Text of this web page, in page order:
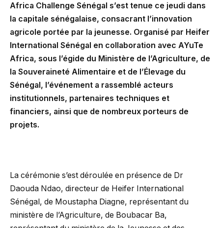
Africa Challenge Sénégal s’est tenue ce jeudi dans
la capitale sénégalaise, consacrant l’innovation
agricole portée par la jeunesse. Organisé par Heifer
International Sénégal en collaboration avec AYuTe
Africa, sous l’égide du Ministère de l’Agriculture, de
la Souveraineté Alimentaire et de l’Élevage du
Sénégal, l’événement a rassemblé acteurs
institutionnels, partenaires techniques et
financiers, ainsi que de nombreux porteurs de
projets.
La cérémonie s’est déroulée en présence de Dr
Daouda Ndao, directeur de Heifer International
Sénégal, de Moustapha Diagne, représentant du
ministère de l’Agriculture, de Boubacar Ba,